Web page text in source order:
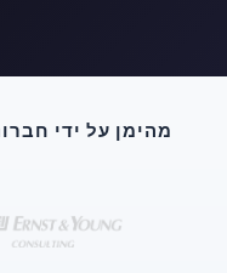
מהימן על ידי